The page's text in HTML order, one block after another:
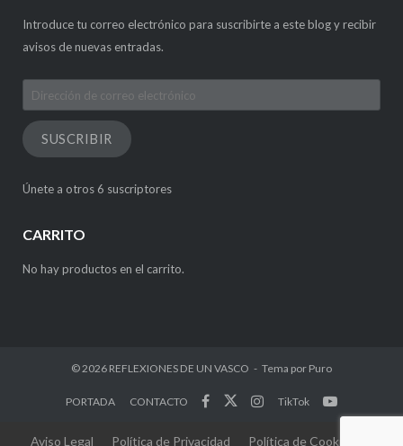
Introduce tu correo electrónico para suscribirte a este blog y recibir
avisos de nuevas entradas.
Dirección
de
correo
electrónico
SUSCRIBIR
Únete a otros 6 suscriptores
CARRITO
No hay productos en el carrito.
© 2026 REFLEXIONES DE UN VASCO Tema por Puro
PORTADA CONTACTO TikTok
Aviso Legal Política de Privacidad Política de Cookies